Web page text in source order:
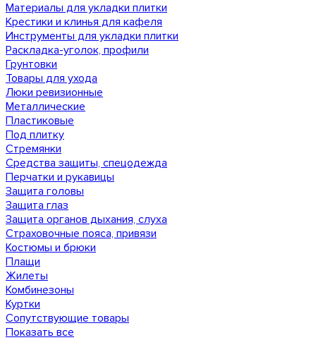
Материалы для укладки плитки
Крестики и клинья для кафеля
Инструменты для укладки плитки
Раскладка-уголок, профили
Грунтовки
Товары для ухода
Люки ревизионные
Металлические
Пластиковые
Под плитку
Стремянки
Средства защиты, спецодежда
Перчатки и рукавицы
Защита головы
Защита глаз
Защита органов дыхания, слуха
Страховочные пояса, привязи
Костюмы и брюки
Плащи
Жилеты
Комбинезоны
Куртки
Сопутствующие товары
Показать все